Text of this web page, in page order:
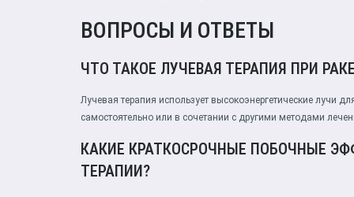
ВОПРОСЫ И ОТВЕТЫ
ЧТО ТАКОЕ ЛУЧЕВАЯ ТЕРАПИЯ ПРИ
Лучевая терапия использует высокоэнергетические лучи
самостоятельно или в сочетании с другими методами
КАКИЕ КРАТКОСРОЧНЫЕ ПОБОЧНЫЕ
ТЕРАПИИ?